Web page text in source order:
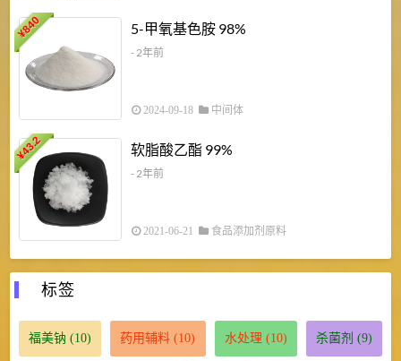
¥
840 5-甲氧基色胺 98%
- 2年前
2024-09-18 中间体
¥
43.2 软脂酸乙酯 99%
- 2年前
2021-06-21 食品添加剂原料
标签
福美钠 (10) 药用辅料 (10) 水处理 (10) 杀菌剂 (9)